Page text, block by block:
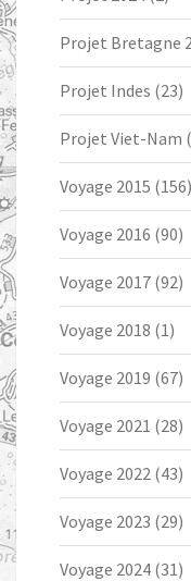
Projet Bretagne
Projet Indes (23)
Projet Viet-Nam
Voyage 2015 (156)
Voyage 2016 (90)
Voyage 2017 (92)
Voyage 2018 (1)
Voyage 2019 (67)
Voyage 2021 (28)
Voyage 2022 (43)
Voyage 2023 (29)
Voyage 2024 (31)